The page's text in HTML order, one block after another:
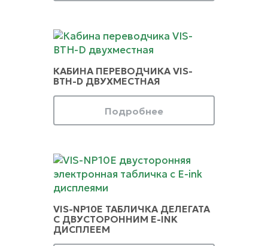
КАБИНА ПЕРЕВОДЧИКА VIS-
BTH-D ДВУХМЕСТНАЯ
Подробнее
VIS-NP10E ТАБЛИЧКА ДЕЛЕГАТА
С ДВУСТОРОННИМ E-INK
ДИСПЛЕЕМ